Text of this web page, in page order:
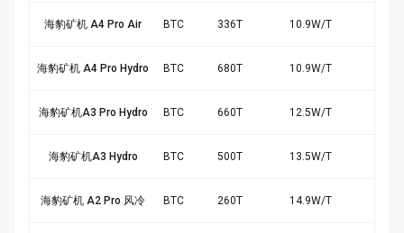
海豹矿机 A4 Pro Air BTC 336T 10.9W/T
海豹矿机 A4 Pro Hydro BTC 680T 10.9W/T
海豹矿机A3 Pro Hydro BTC 660T 12.5W/T
海豹矿机A3 Hydro BTC 500T 13.5W/T
海豹矿机 A2 Pro 风冷 BTC 260T 14.9W/T